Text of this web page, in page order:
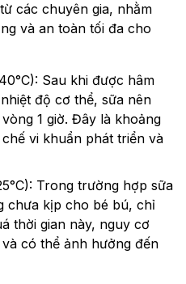
các chuyên gia, nhằm
và an toàn tối đa cho
Sau khi được hâm
độ cơ thể, sữa nên
1 giờ. Đây là khoảng
vi khuẩn phát triển và
Trong trường hợp sữa
chưa kịp cho bé bú, chỉ
thời gian này, nguy cơ
có thể ảnh hưởng đến